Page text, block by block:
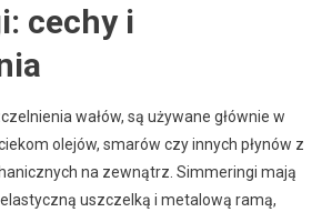
cechy i
wałów, są używane głównie w
olejów, smarów czy innych płynów z
na zewnątrz. Simmeringi mają
uszczelką i metalową ramą,